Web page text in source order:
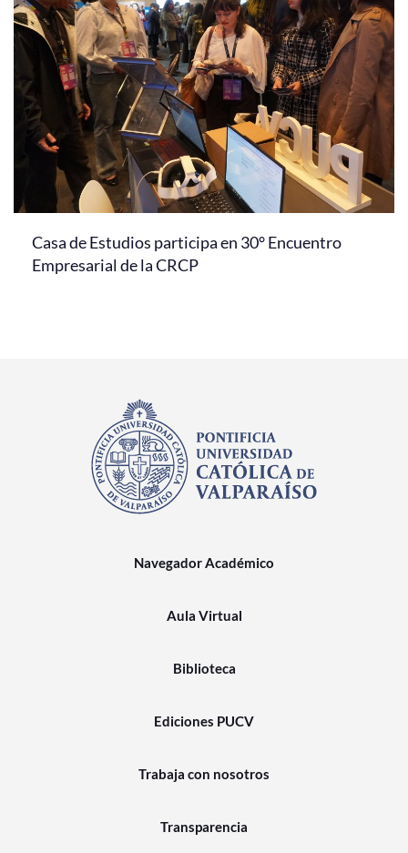
Casa de Estudios participa en 30° Encuentro
Empresarial de la CRCP
Navegador Académico
Aula Virtual
Biblioteca
Ediciones PUCV
Trabaja con nosotros
Transparencia